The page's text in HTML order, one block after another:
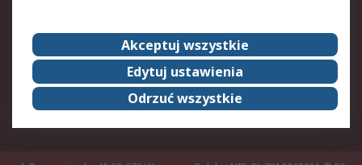
Kontakt
O firmie RS
RS na świecie
Kariera
Nagrody dla RS
ESG
Akceptuj wszystkie
Edytuj ustawienia
Odrzuć wszystkie